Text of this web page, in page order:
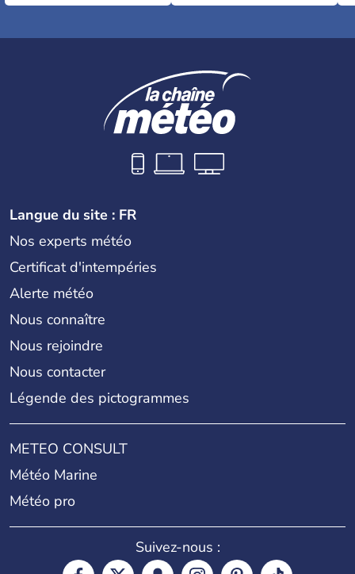
Langue du site : FR
Nos experts météo
Certificat d'intempéries
Alerte météo
Nous connaître
Nous rejoindre
Nous contacter
Légende des pictogrammes
METEO CONSULT
Météo Marine
Météo pro
Suivez-nous :